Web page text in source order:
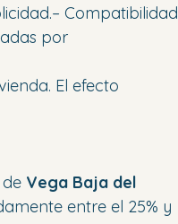
Compatibilidad
por
El efecto
Vega Baja del
entre el 25% y